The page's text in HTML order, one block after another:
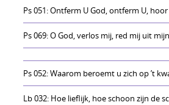
Ps 051: Ontferm U God, ontferm U,
Ps 069: O God, verlos mij, red mij uit
Ps 052: Waarom beroemt u zich op ’t
Lb 032: Hoe lieflijk, hoe schoon zijn de